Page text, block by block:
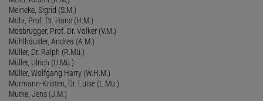
Meineke, Sigrid (S.M.)
Mohr, Prof. Dr. Hans (H.M.)
Mosbrugger, Prof. Dr. Volker (V.M.)
Mühlhäusler, Andrea (A.M.)
Müller, Dr. Ralph (R.Mü.)
Müller, Ulrich (U.Mü.)
Müller, Wolfgang Harry (W.H.M.)
Murmann-Kristen, Dr. Luise (L.Mu.)
Mutke, Jens (J.M.)